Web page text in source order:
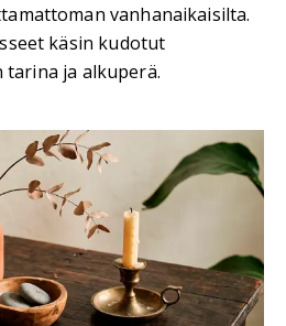
vanhanaikaisilta.
käsin kudotut
ja alkuperä.